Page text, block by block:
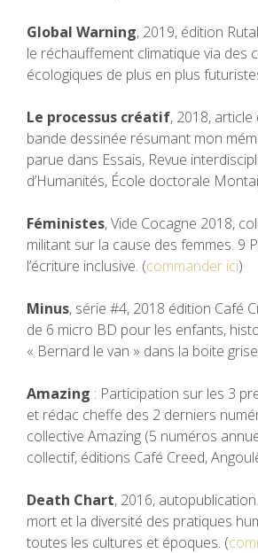
Global Warning, 2019, édition
le réchauffement climatique via des
écologiques de plus en plus
Le processus créatif, 2018,
bande dessinée résumant mon
parue dans Essais, Revue
d’Humanités, École doctorale
Féministes, Vide Cocagne 2018,
militant sur la cause des femmes. 9
l’écriture inclusive. (commander ici)
Minus, série #4, 2018 édition Café
de 6 micro BD pour les enfants,
« Bernard le van » dans la boite
Amazing : Participation sur les 3
et rédac cheffe des 2 derniers
collective Amazing (5 numéros
collectif, éditions Café Creed,
Death Chart, 2016,
mort et la diversité des pratiques
toutes les cultures et époques. (